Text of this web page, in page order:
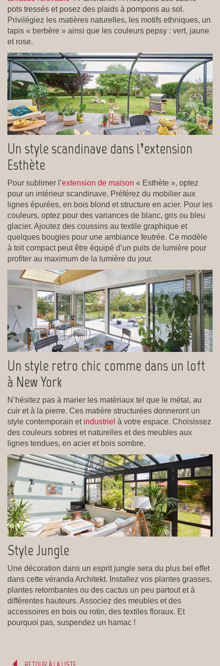
pots tressés et posez des plaids à pompons au sol.
Privilégiez les matières naturelles, les motifs ethniques, un
tapis « berbère » ainsi que les couleurs pepsy : vert, jaune
et rose.
Un style scandinave dans l’extension
Esthète
Pour sublimer l’extension de maison « Esthète », optez
pour un intérieur scandinave. Préférez du mobilier aux
lignes épurées, en bois blond et structure en acier. Pour les
couleurs, optez pour des variances de blanc, gris ou bleu
glacier. Ajoutez des coussins au textile graphique et
quelques bougies pour une ambiance feutrée. Ce modèle
à toit compact peut être équipé d’un puits de lumière pour
profiter au maximum de la lumière du jour.
Un style retro chic comme dans un loft
à New York
N’hésitez pas à marier les matériaux tel que le métal, au
cuir et à la pierre. Ces matière structurées donneront un
style contemporain et industriel à votre espace. Choisissez
des couleurs sobres et naturelles et des meubles aux
lignes tendues, en acier et bois sombre.
Style Jungle
Une décoration dans un esprit jungle sera du plus bel effet
dans cette véranda Architekt. Installez vos plantes grasses,
plantes retombantes ou des cactus un peu partout et à
différentes hauteurs. Associez des meubles et des
accessoires en bois ou rotin, des textiles floraux. Et
pourquoi pas, suspendez un hamac !